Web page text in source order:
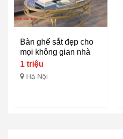
Bàn ghế sắt đẹp cho
mọi không gian nhà
1 triệu
Hà Nội